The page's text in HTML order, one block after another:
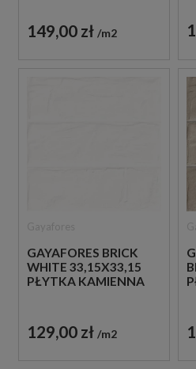
149,00 zł m2
GAYAFORES BRICK
WHITE 33,15X33,15
PŁYTKA KAMIENNA
129,00 zł m2